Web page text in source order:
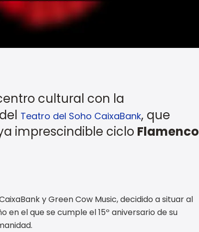
cultural con la
Teatro del Soho CaixaBank, que
imprescindible ciclo Flamenco
y Green Cow Music, decidido a situar al
el que se cumple el 15º aniversario de su